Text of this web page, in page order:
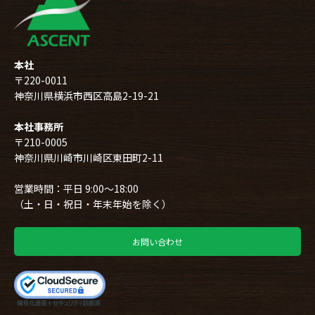
本社
〒220-0011
神奈川県横浜市西区高島2-19-21
本社事務所
〒210-0005
神奈川県川崎市川崎区東田町2-11
営業時間：平日 9:00～18:00
（土・日・祝日・年末年始を除く）
お問い合わせ